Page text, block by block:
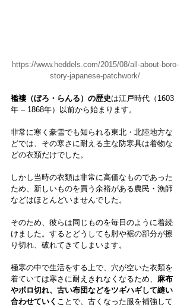
https://www.heddels.com/2015/08/all-about-boro-
story-japanese-patchwork/
襤褸（ぼろ・らんる）の歴史は江戸時代（1603
年 – 1868年）以前から始まります。
非常に寒く豪雪でも知られる東北・北陸地方な
どでは、その寒さに耐える主な防寒具は着物な
どの衣類だけでした。
しかし当時の衣類は非常に高価なものであった
ため、新しいものを買う余裕がある農民・漁師
などはほとんどいませんでした。
そのため、彼らは同じものを毎日のように着続
けました。するとどうしても肘や裾の部分が擦
り切れ、破れてきてしまいます。
極寒の中で生活をする上で、穴が空いた衣類を
着ていては寒さに耐えきれなくなるため、 麻布
やボロ切れ、古い布団などをツギハギして縫い
合わせていく ことで、古くなった服を補強して